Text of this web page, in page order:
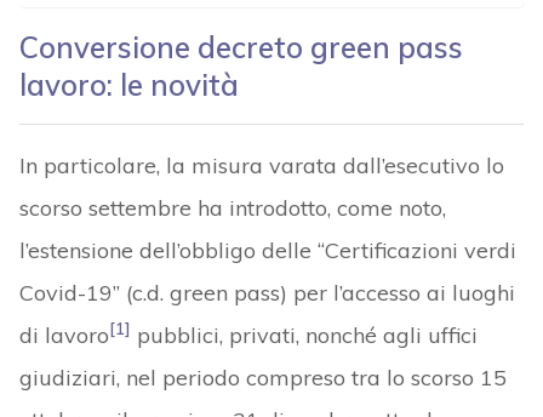
Conversione decreto green pass
lavoro: le novità
In particolare, la misura varata dall’esecutivo lo
scorso settembre ha introdotto, come noto,
l’estensione dell’obbligo delle “Certificazioni verdi
Covid-19” (c.d. green pass) per l’accesso ai luoghi
di lavoro[1] pubblici, privati, nonché agli uffici
giudiziari, nel periodo compreso tra lo scorso 15